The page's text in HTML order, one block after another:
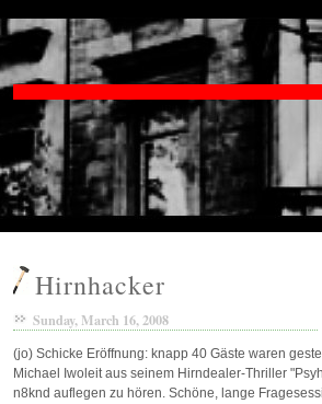
Hirnhacker
Sunday, March 16, 2008
(jo) Schicke Eröffnung: knapp 40 Gäste waren
Michael Iwoleit aus seinem Hirndealer-Thriller
n8knd auflegen zu hören. Schöne, lange